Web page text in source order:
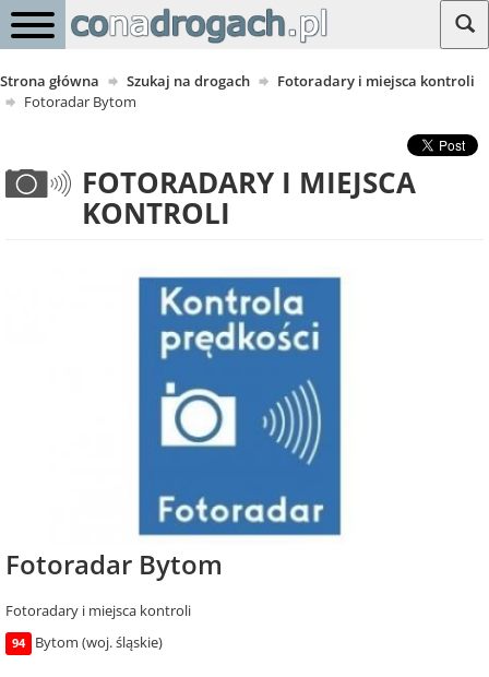
Strona główna Szukaj na drogach
Fotoradary i miejsca kontroli
Fotoradar Bytom
FOTORADARY I MIEJSCA
KONTROLI
Fotoradar Bytom
Fotoradary i miejsca kontroli
94 Bytom (woj. śląskie)